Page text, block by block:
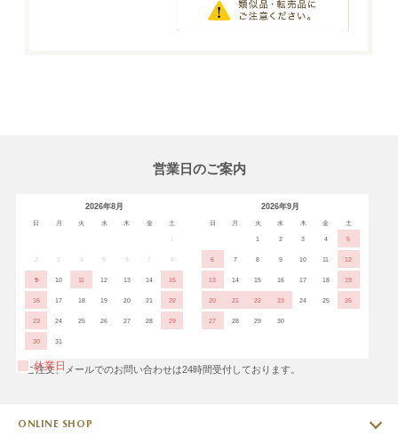
営業日のご案内
2026年8月
日 月 火 水 木 金 土
2 3 5 6 8
9 10 11 12 13 14 15
16 17 18 19 20 21 22
23 24 25 26 27 28 29
30 31
2026年9月
日 月 火 水 木 金 土
1 2 3 4 5
6 7 8 9 10 11 12
13 14 15 16 17 18 19
20 21 22 23 24 25 26
27 28 29 30
休業日
※ご注文、メールでのお問い合わせは24時間受付しております。
ONLINE SHOP